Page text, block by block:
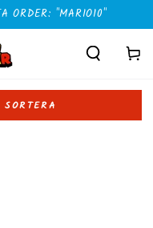
ORDER: "MARIO10"